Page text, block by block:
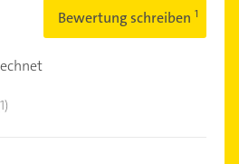
Bewertung schreiben